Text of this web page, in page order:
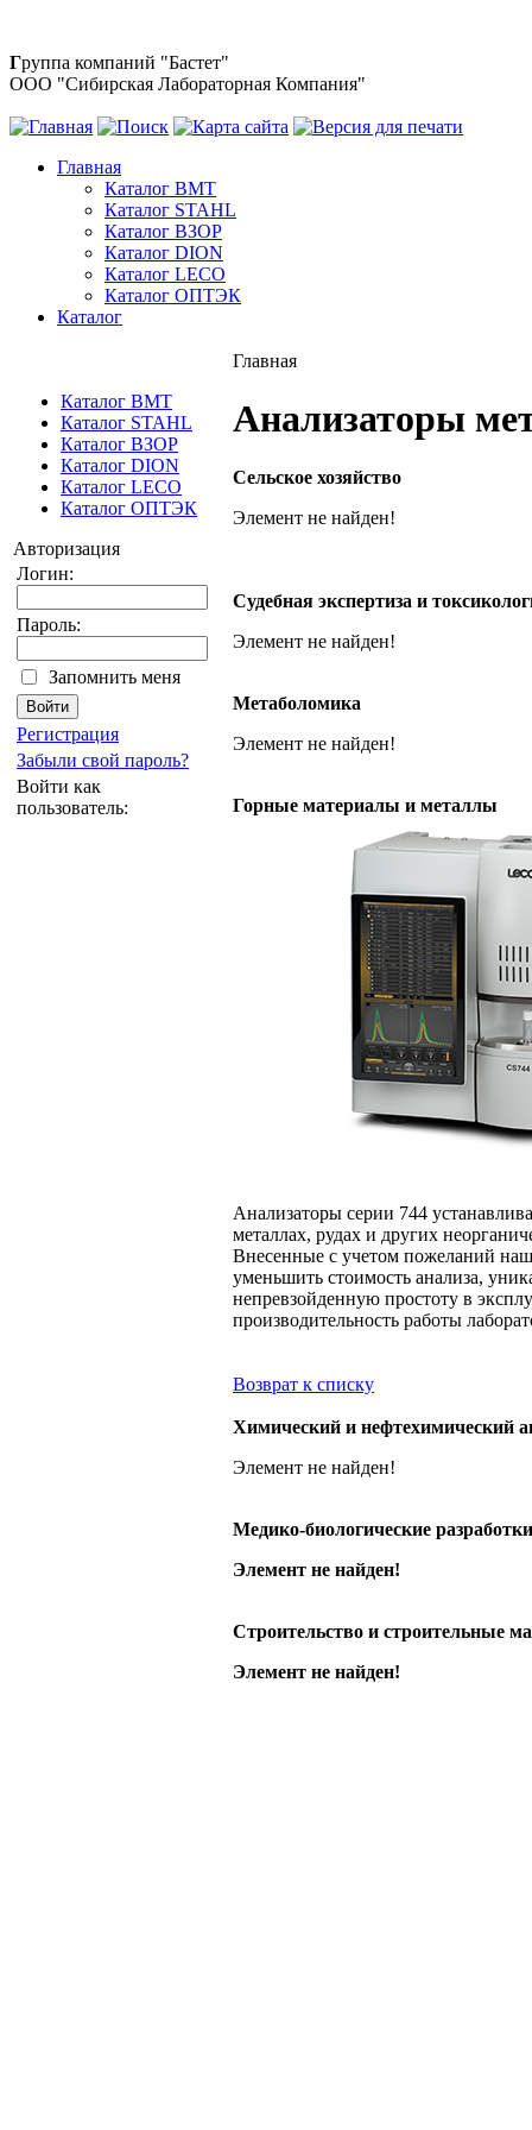
Группа компаний "Бастет"
ООО "Сибирская Лабораторная Компания"
Главная
Каталог BMT
Каталог STAHL
Каталог ВЗОР
Каталог DION
Каталог LECO
Каталог ОПТЭК
Каталог
Каталог BMT
Каталог STAHL
Каталог ВЗОР
Каталог DION
Каталог LECO
Каталог ОПТЭК
Авторизация
Логин:
Пароль:
Запомнить меня
Регистрация
Забыли свой пароль?
Войти как
пользователь:
Главная
Анализаторы
Сельское хозяйство
Элемент не найден!
Судебная экспертиза и
Элемент не найден!
Метаболомика
Элемент не найден!
Горные материалы и металлы
Анализаторы серии 744
металлах, рудах и других
Внесенные с учетом пожеланий
уменьшить стоимость анализа,
непревзойденную простоту в
производительность работы
Возврат к списку
Химический и нефтехимический
Элемент не найден!
Медико-биологические разработки
Элемент не найден!
Строительство и строительные
Элемент не найден!